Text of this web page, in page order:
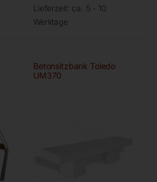
Lieferzeit: ca. 5 - 10
Werktage
Betonsitzbank Toledo
UM370